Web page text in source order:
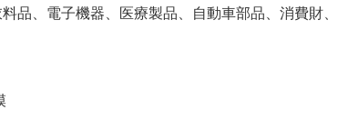
品、電子機器、医療製品、自動車部品、消費財、